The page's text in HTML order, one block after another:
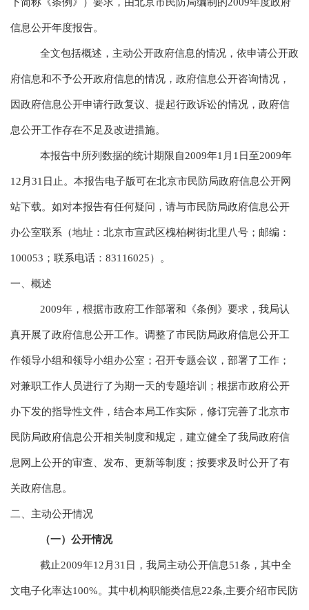
信息公开年度报告。
全文包括概述，主动公开政府信息的情况，依申请公开政
府信息和不予公开政府信息的情况，政府信息公开咨询情况，
因政府信息公开申请行政复议、提起行政诉讼的情况，政府信
息公开工作存在不足及改进措施。
本报告中所列数据的统计期限自2009年1月1日至2009年
12月31日止。本报告电子版可在北京市民防局政府信息公开网
站下载。如对本报告有任何疑问，请与市民防局政府信息公开
办公室联系（地址：北京市宣武区槐柏树街北里八号；邮编：
100053；联系电话：83116025）。
一、概述
2009年，根据市政府工作部署和《条例》要求，我局认
真开展了政府信息公开工作。调整了市民防局政府信息公开工
作领导小组和领导小组办公室；召开专题会议，部署了工作；
对兼职工作人员进行了为期一天的专题培训；根据市政府公开
办下发的指导性文件，结合本局工作实际，修订完善了北京市
民防局政府信息公开相关制度和规定，建立健全了我局政府信
息网上公开的审查、发布、更新等制度；按要求及时公开了有
关政府信息。
二、主动公开情况
（一）公开情况
截止2009年12月31日，我局主动公开信息51条，其中全
文电子化率达100%。其中机构职能类信息22条,主要介绍市民防